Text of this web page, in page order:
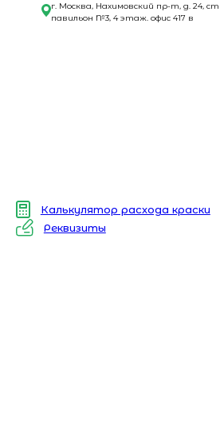
г. Москва, Нахимовский пр-т, д. 24,
павильон №3, 4 этаж. офис 417 в
Калькулятор расхода краски
Реквизиты